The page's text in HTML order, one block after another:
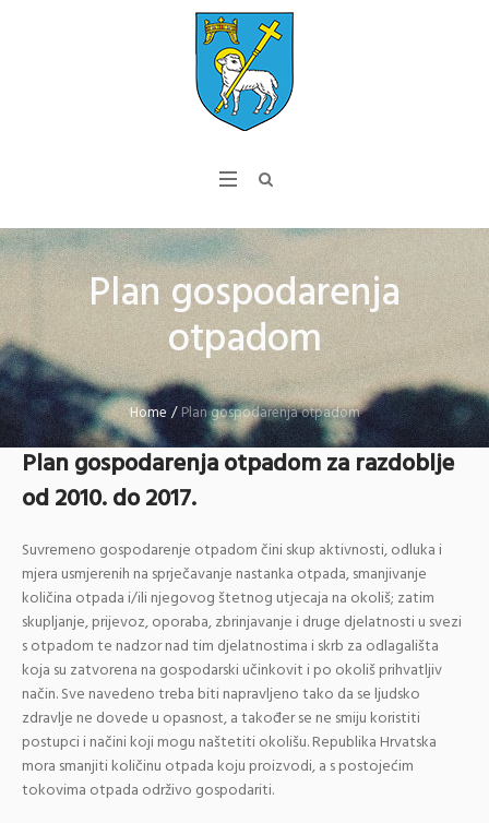
Plan gospodarenja
otpadom
Home /Plan gospodarenja otpadom
Plan gospodarenja otpadom za razdoblje
od 2010. do 2017.
Suvremeno gospodarenje otpadom čini skup aktivnosti, odluka i
mjera usmjerenih na sprječavanje nastanka otpada, smanjivanje
količina otpada i/ili njegovog štetnog utjecaja na okoliš; zatim
skupljanje, prijevoz, oporaba, zbrinjavanje i druge djelatnosti u svezi
s otpadom te nadzor nad tim djelatnostima i skrb za odlagališta
koja su zatvorena na gospodarski učinkovit i po okoliš prihvatljiv
način. Sve navedeno treba biti napravljeno tako da se ljudsko
zdravlje ne dovede u opasnost, a također se ne smiju koristiti
postupci i načini koji mogu naštetiti okolišu. Republika Hrvatska
mora smanjiti količinu otpada koju proizvodi, a s postojećim
tokovima otpada održivo gospodariti.